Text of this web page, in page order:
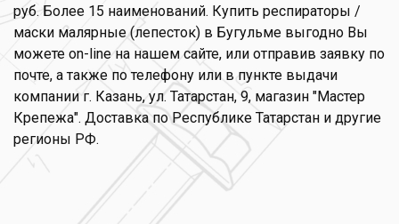
руб. Более 15 наименований. Купить респираторы /
маски малярные (лепесток) в Бугульме выгодно Вы
можете on-line на нашем сайте, или отправив заявку по
почте, а также по телефону или в пункте выдачи
компании г. Казань, ул. Татарстан, 9, магазин "Мастер
Крепежа". Доставка по Республике Татарстан и другие
регионы РФ.